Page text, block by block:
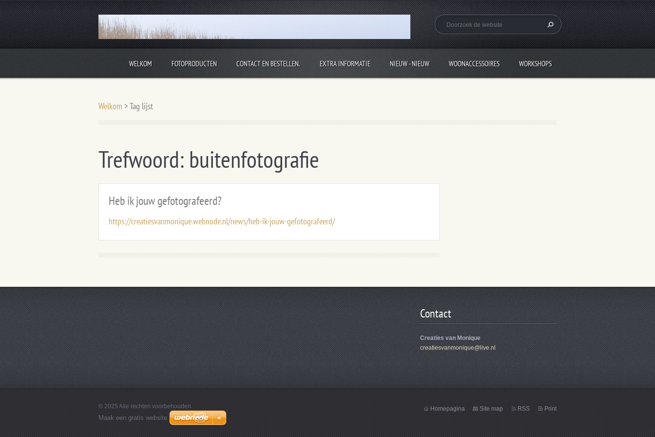
WELKOM FOTOPRODUCTEN CONTACT EN BESTELLEN. EXTRA INFORMATIE NIEUW - NIEUW WOONACCESSOIRES WORKSHOPS
Welkom >Tag lijst
Trefwoord: buitenfotografie
Heb ik jouw gefotografeerd?
https://creatiesvanmonique.webnode.nl/news/heb-ik-jouw-gefotografeerd/
Contact
Creaties van Monique
creatiesvanmonique@live.nl
© 2025 Alle rechten voorbehouden. Homepagina Site map RSS Print
Maak een gratis website